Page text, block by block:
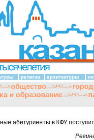
религии архитектуры
общество
и образование
абитуриенты в КФУ